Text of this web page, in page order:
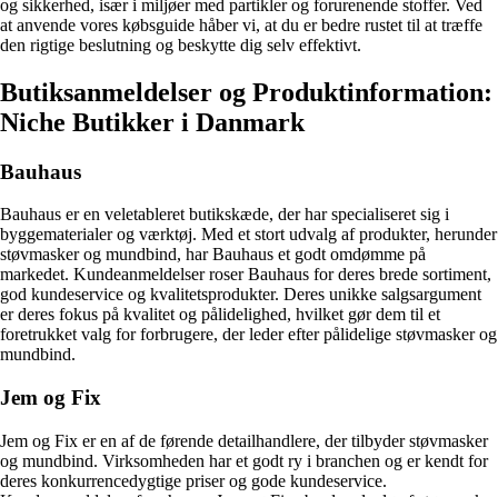
og sikkerhed, især i miljøer med partikler og forurenende stoffer. Ved
at anvende vores købsguide håber vi, at du er bedre rustet til at træffe
den rigtige beslutning og beskytte dig selv effektivt.
Butiksanmeldelser og Produktinformation:
Niche Butikker i Danmark
Bauhaus
Bauhaus er en veletableret butikskæde, der har specialiseret sig i
byggematerialer og værktøj. Med et stort udvalg af produkter, herunder
støvmasker og mundbind, har Bauhaus et godt omdømme på
markedet. Kundeanmeldelser roser Bauhaus for deres brede sortiment,
god kundeservice og kvalitetsprodukter. Deres unikke salgsargument
er deres fokus på kvalitet og pålidelighed, hvilket gør dem til et
foretrukket valg for forbrugere, der leder efter pålidelige støvmasker og
mundbind.
Jem og Fix
Jem og Fix er en af de førende detailhandlere, der tilbyder støvmasker
og mundbind. Virksomheden har et godt ry i branchen og er kendt for
deres konkurrencedygtige priser og gode kundeservice.